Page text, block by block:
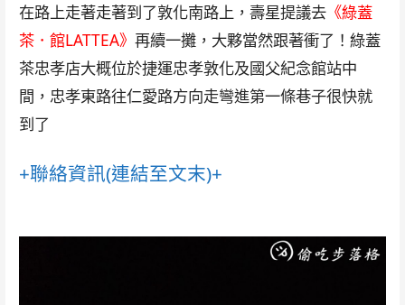
在路上走著走著到了敦化南路上，壽星提議去《綠蓋
茶．館LATTEA》 再續一攤，大夥當然跟著衝了！綠蓋
茶忠孝店大概位於捷運忠孝敦化及國父紀念館站中
間，忠孝東路往仁愛路方向走彎進第一條巷子很快就
到了
+聯絡資訊(連結至文末)+